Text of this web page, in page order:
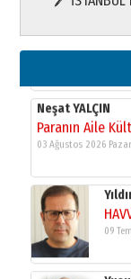
11
Neşat YALÇIN
Paranın Aile
03 Ağustos 2026
09